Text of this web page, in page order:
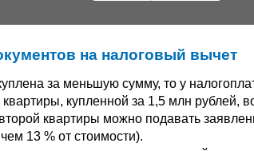
на налоговый вычет
за меньшую сумму, то у
купленной за 1,5 млн рублей,
квартиры можно подавать
13 % от стоимости).